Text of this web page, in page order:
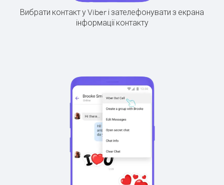
Вибрати контакт у Viber і зателефонувати з екрана
інформації контакту